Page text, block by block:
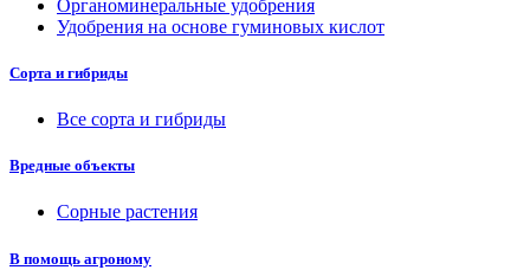
Органоминеральные удобрения
Удобрения на основе гуминовых кислот
Сорта и гибриды
Все сорта и гибриды
Вредные объекты
Сорные растения
В помощь агроному